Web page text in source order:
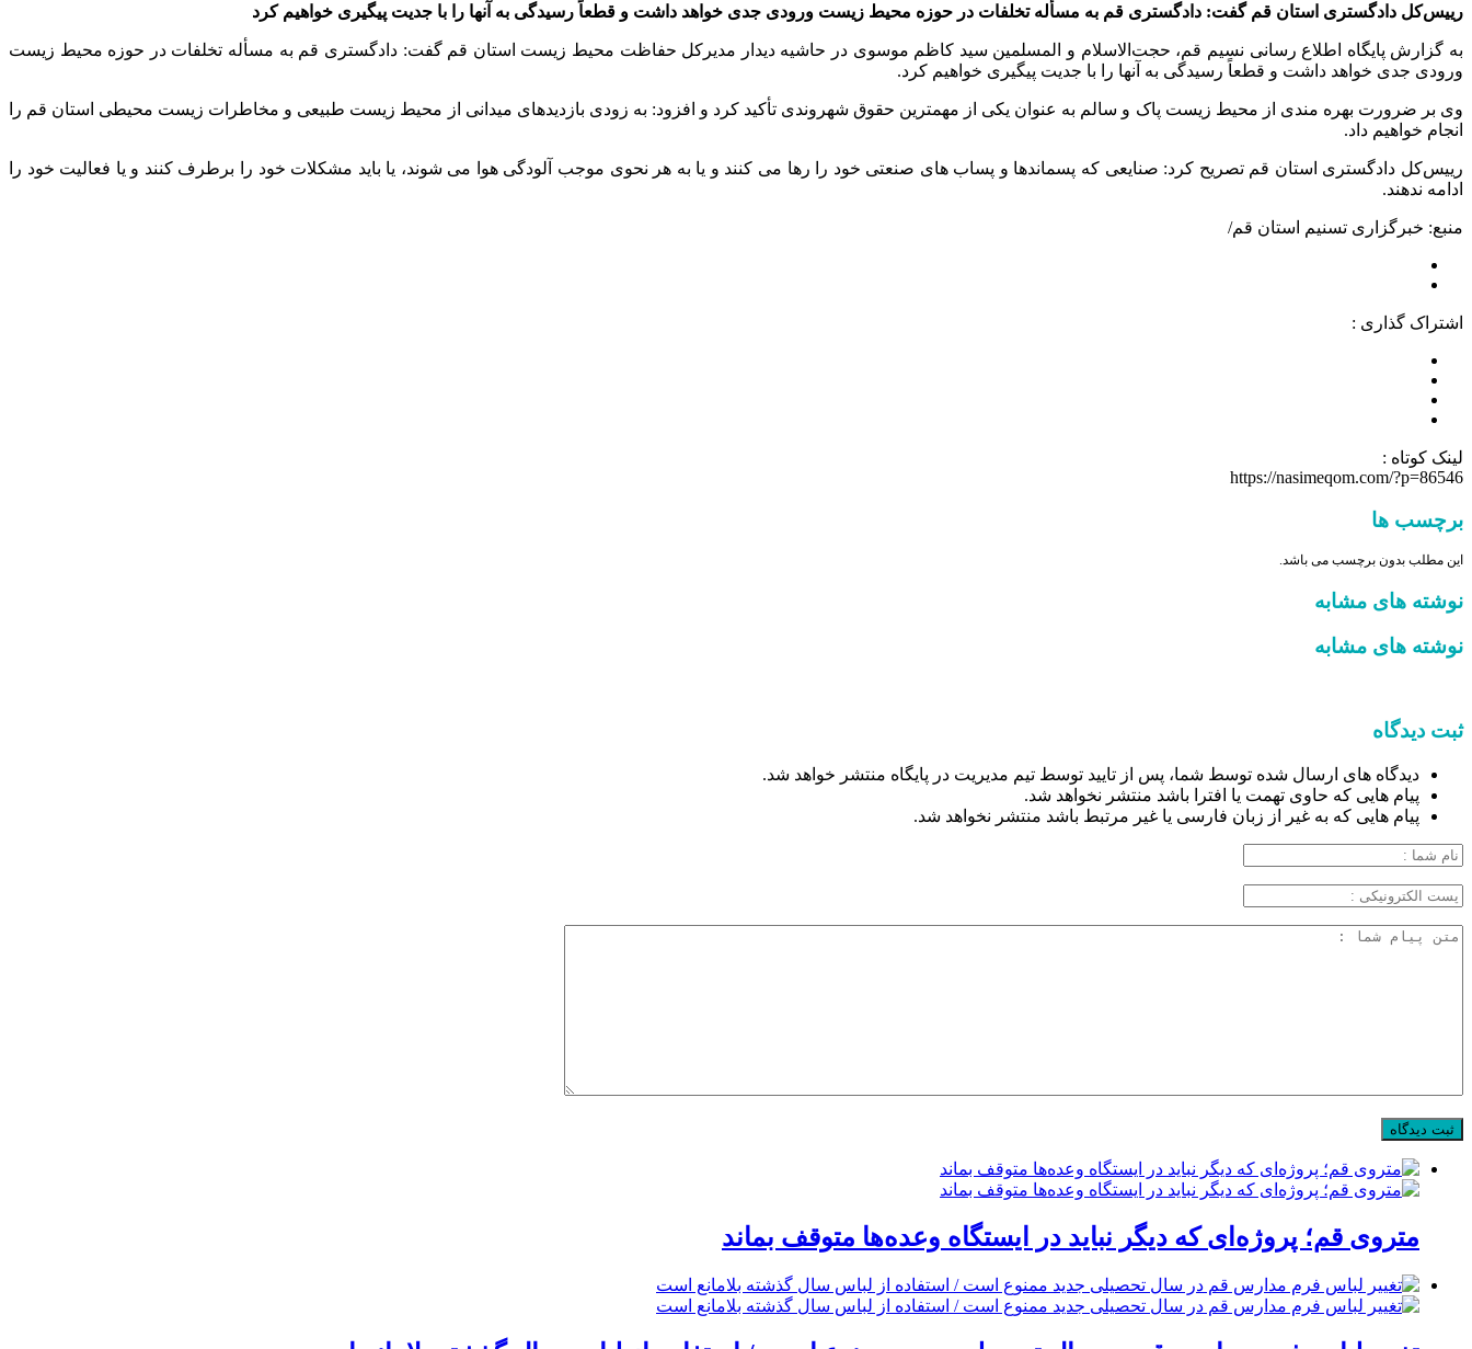
رییس‌کل دادگستری استان قم گفت: دادگستری قم به مسأله تخلفات در حوزه محیط زیست ورودی جدی خواهد داشت و قطعاً رسیدگی به آنها را با جدیت پیگیری خواهیم کرد
به گزارش پایگاه اطلاع رسانی نسیم قم، حجت‌الاسلام و المسلمین سید کاظم موسوی در حاشیه دیدار مدیرکل حفاظت محیط زیست استان قم گفت: دادگستری قم به مسأله تخلفات در حوزه محیط زیست
ورودی جدی خواهد داشت و قطعاً رسیدگی به آنها را با جدیت پیگیری خواهیم کرد.
وی بر ضرورت بهره مندی از محیط زیست پاک و سالم به عنوان یکی از مهمترین حقوق شهروندی تأکید کرد و افزود: به زودی بازدیدهای میدانی از محیط زیست طبیعی و مخاطرات زیست محیطی استان قم را
انجام خواهیم داد.
رییس‌کل دادگستری استان قم تصریح کرد: صنایعی که پسماندها و پساب های صنعتی خود را رها می کنند و یا به هر نحوی موجب آلودگی هوا می شوند، یا باید مشکلات خود را برطرف کنند و یا فعالیت خود را
ادامه ندهند.
منبع: خبرگزاری تسنیم استان قم/
اشتراک گذاری :
لینک کوتاه :
https://nasimeqom.com/?p=86546
برچسب ها
این مطلب بدون برچسب می باشد.
نوشته های مشابه
نوشته های مشابه
ثبت دیدگاه
دیدگاه های ارسال شده توسط شما، پس از تایید توسط تیم مدیریت در پایگاه منتشر خواهد شد.
پیام هایی که حاوی تهمت یا افترا باشد منتشر نخواهد شد.
پیام هایی که به غیر از زبان فارسی یا غیر مرتبط باشد منتشر نخواهد شد.
متروی قم؛ پروژه‌ای که دیگر نباید در ایستگاه وعده‌ها متوقف بماند